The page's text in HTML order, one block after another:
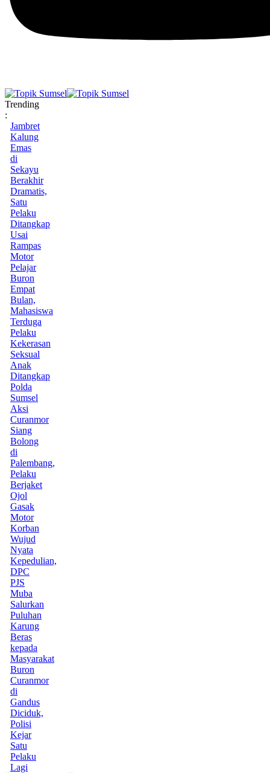
Trending
:
Jambret
Kalung
Emas
di
Sekayu
Berakhir
Dramatis,
Satu
Pelaku
Ditangkap
Usai
Rampas
Motor
Pelajar
Buron
Empat
Bulan,
Mahasiswa
Terduga
Pelaku
Kekerasan
Seksual
Anak
Ditangkap
Polda
Sumsel
Aksi
Curanmor
Siang
Bolong
di
Palembang,
Pelaku
Berjaket
Ojol
Gasak
Motor
Korban
Wujud
Nyata
Kepedulian,
DPC
PJS
Muba
Salurkan
Puluhan
Karung
Beras
kepada
Masyarakat
Buron
Curanmor
di
Gandus
Diciduk,
Polisi
Kejar
Satu
Pelaku
Lagi